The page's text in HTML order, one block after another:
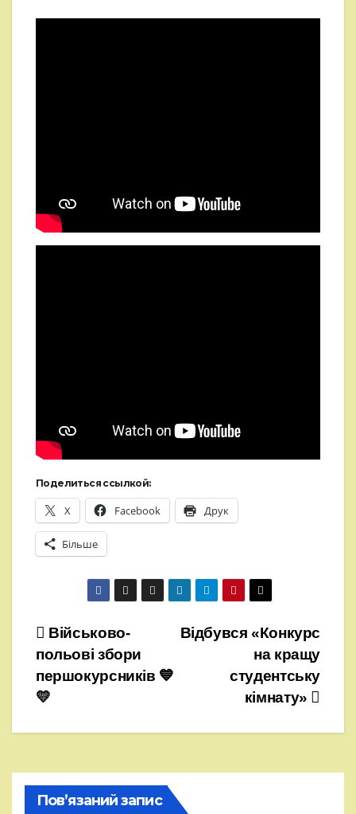
Поделиться ссылкой:
X Facebook Друк
Більше
Навігація
записів
Відбувся «Конкурс
на кращу
студентську
кімнату»
Військово-
польові збори
першокурсників 💙
💛
Пов’язаний запис